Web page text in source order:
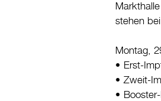
stehen
Montag,
• Erst-
• Zweit-
•